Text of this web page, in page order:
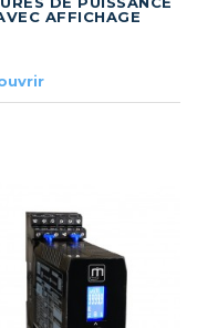
AFFICHAGE